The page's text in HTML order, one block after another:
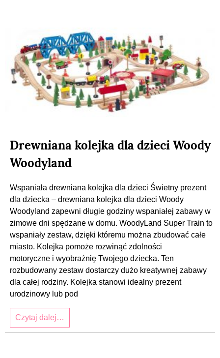
Drewniana kolejka dla dzieci Woody
Woodyland
Wspaniała drewniana kolejka dla dzieci Świetny prezent
dla dziecka – drewniana kolejka dla dzieci Woody
Woodyland zapewni długie godziny wspaniałej zabawy w
zimowe dni spędzane w domu. WoodyLand Super Train to
wspaniały zestaw, dzięki któremu można zbudować całe
miasto. Kolejka pomoże rozwinąć zdolności
motoryczne i wyobraźnię Twojego dziecka. Ten
rozbudowany zestaw dostarczy dużo kreatywnej zabawy
dla całej rodziny. Kolejka stanowi idealny prezent
urodzinowy lub pod
Czytaj dalej…